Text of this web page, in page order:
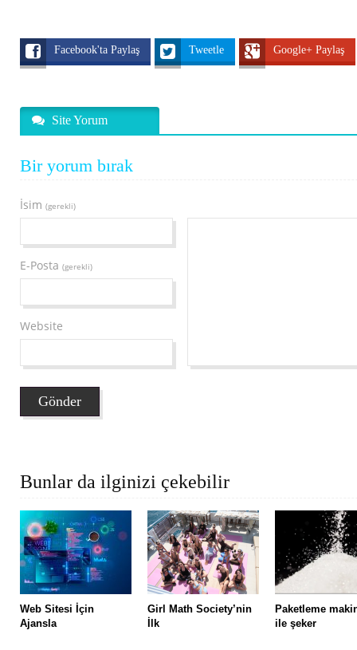
Facebook'ta Paylaş Tweetle Google+ Paylaş
Site Yorum
Bir yorum bırak
İsim (gerekli)
E-Posta (gerekli)
Website
Bunlar da ilginizi çekebilir
Web Sitesi İçin
Ajansla
Girl Math Society’nin
İlk
Paketleme
ile şeker